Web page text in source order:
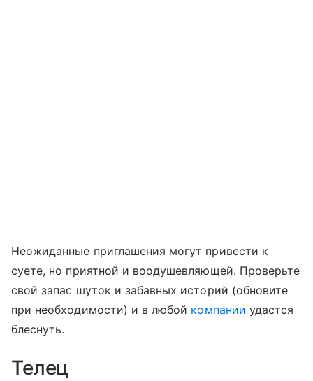
Неожиданные приглашения могут привести к
суете, но приятной и воодушевляющей. Проверьте
свой запас шуток и забавных историй (обновите
при необходимости) и в любой компании удастся
блеснуть.
Телец